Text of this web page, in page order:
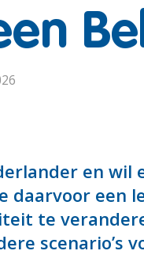
en wil
daarvoor een
te
scenario’s